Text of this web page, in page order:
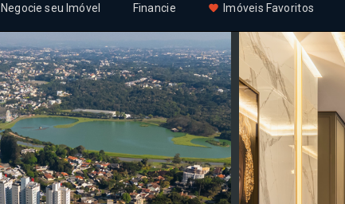
Negocie seu Imóvel Financie Imóveis Favoritos